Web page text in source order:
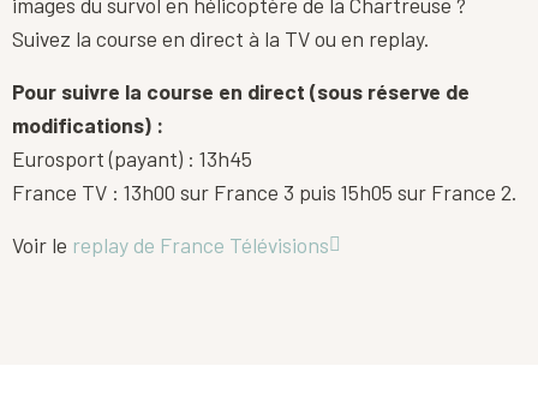
Suivez la course en direct à la TV ou en replay.
Pour suivre la course en direct (sous réserve de
modifications) :
Eurosport (payant) : 13h45
France TV : 13h00 sur France 3 puis 15h05 sur France 2.
Voir le replay de France Télévisions